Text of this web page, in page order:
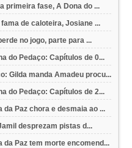
primeira fase, A Dona do ...
de caloteira, Josiane ...
no jogo, parte para ...
do Pedaço: Capítulos de 0...
Gilda manda Amadeu procu...
do Pedaço: Capítulos de 2...
da Paz chora e desmaia ao ...
desprezam pistas d...
da Paz tem morte encomend...